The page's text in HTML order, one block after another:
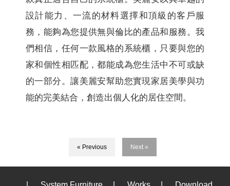
設計能力、一流的材料選擇和頂級的客戶服
務，能夠為您提供無與倫比的產品和服務。我
們相信，任何一款風格的系統櫃，只要與您的
家和個性相匹配，都能成為您生活中不可或缺
的一部分。讓美麗安幫助您實現家居美學與功
能的完美結合，創造出個人化的居住空間。
« Previous Next »